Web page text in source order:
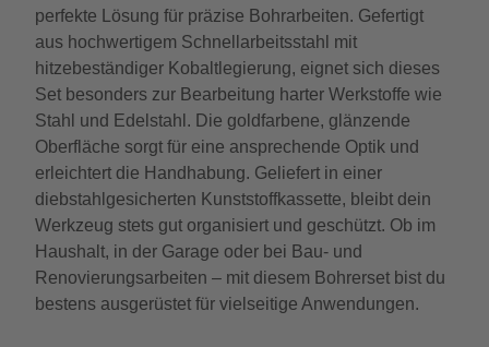
perfekte Lösung für präzise Bohrarbeiten. Gefertigt
aus hochwertigem Schnellarbeitsstahl mit
hitzebeständiger Kobaltlegierung, eignet sich dieses
Set besonders zur Bearbeitung harter Werkstoffe wie
Stahl und Edelstahl. Die goldfarbene, glänzende
Oberfläche sorgt für eine ansprechende Optik und
erleichtert die Handhabung. Geliefert in einer
diebstahlgesicherten Kunststoffkassette, bleibt dein
Werkzeug stets gut organisiert und geschützt. Ob im
Haushalt, in der Garage oder bei Bau- und
Renovierungsarbeiten – mit diesem Bohrerset bist du
bestens ausgerüstet für vielseitige Anwendungen.